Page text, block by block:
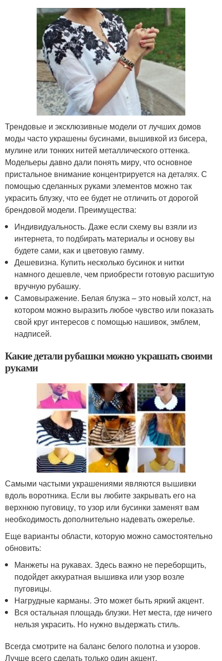
Трендовые и эксклюзивные модели от лучших домов
моды часто украшены бусинами, вышивкой из бисера,
мулине или тонких нитей металлического оттенка.
Модельеры давно дали понять миру, что основное
пристальное внимание концентрируется на деталях. С
помощью сделанных руками элементов можно так
украсить блузку, что ее будет не отличить от дорогой
брендовой модели. Преимущества:
Индивидуальность. Даже если схему вы взяли из
интернета, то подбирать материалы и основу вы
будете сами, как и цветовую гамму.
Дешевизна. Купить несколько бусинок и нитки
намного дешевле, чем приобрести готовую расшитую
вручную рубашку.
Самовыражение. Белая блузка – это новый холст, на
котором можно выразить любое чувство или показать
свой круг интересов с помощью нашивок, эмблем,
надписей.
Какие детали рубашки можно украшать своими
руками
Самыми частыми украшениями являются вышивки
вдоль воротника. Если вы любите закрывать его на
верхнюю пуговицу, то узор или бусинки заменят вам
необходимость дополнительно надевать ожерелье.
Еще варианты области, которую можно самостоятельно
обновить:
Манжеты на рукавах. Здесь важно не переборщить,
подойдет аккуратная вышивка или узор возле
пуговицы.
Нагрудные карманы. Это может быть яркий акцент.
Вся остальная площадь блузки. Нет места, где ничего
нельзя украсить. Но нужно выдержать стиль.
Всегда смотрите на баланс белого полотна и узоров.
Лучше всего сделать только один акцент.